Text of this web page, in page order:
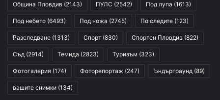
Община Пловдив (2143) ПУЛС (2542) Под лупа (1613)
Под небето (6493) Под ножа (2745) По следите (123)
Разследване (1313) Спорт (830) Спортен Пловдив (822)
Съд (2914) Темида (2823) Туризъм (323)
Фотогалерия (174) Фоторепортаж (247) Ъндърграунд (89)
вашите снимки (134)